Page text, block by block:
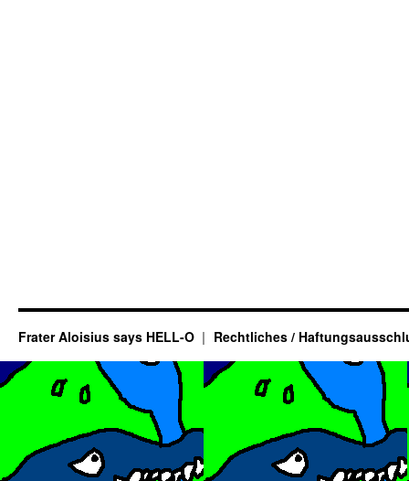
Frater Aloisius says HELL-O Rechtliches /